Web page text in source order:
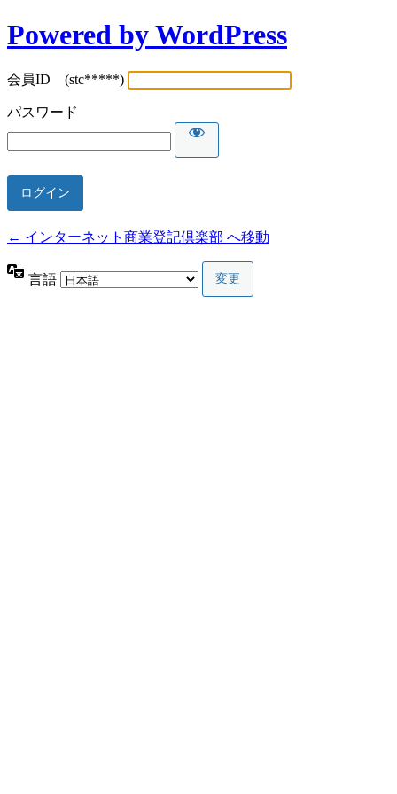
Powered by WordPress
会員ID (stc*****)
パスワード
← インターネット商業登記倶楽部 へ移動
言語